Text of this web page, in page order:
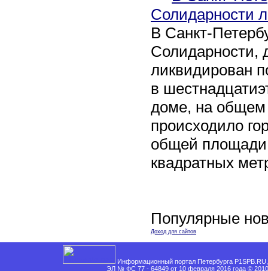
Солидарности
В Санкт-
Солидарности,
ликвидирован
в
доме, на общем
происходило
общей площади
квадратных
Популярные
Доход для сайтов
Информационный портал Петербурга
ЭЛ № ФС 77 - 64849 от 10 февраля 2016 года ©